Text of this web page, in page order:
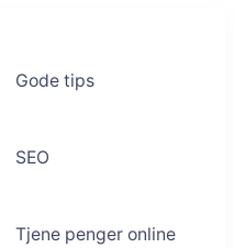
Gode tips
SEO
Tjene penger online